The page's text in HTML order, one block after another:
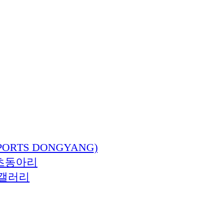
DONGYANG)
동아리
러리